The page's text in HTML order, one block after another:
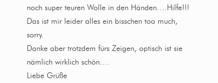
noch super teuren Wolle in den Händen….Hilfe!!!
Das ist mir leider alles ein bisschen too much,
sorry.
Danke aber trotzdem fürs Zeigen, optisch ist sie
nämlich wirklich schön….
Liebe Grüße